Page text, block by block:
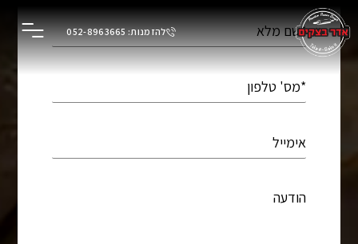
לתוכן
להזמנות: 052-8963665